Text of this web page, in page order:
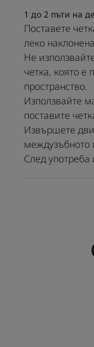
и
Compact
1 до 2 пъти на
Поставете
леко
Не
четка, която
пространство.
Използвайте
поставите
Извършете
междузъбното
След употреба